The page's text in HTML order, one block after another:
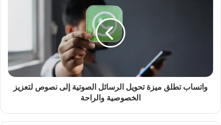
واتساب تطلق ميزة تحويل الرسائل الصوتية إلى نصوص لتعزيز
الخصوصية والراحة